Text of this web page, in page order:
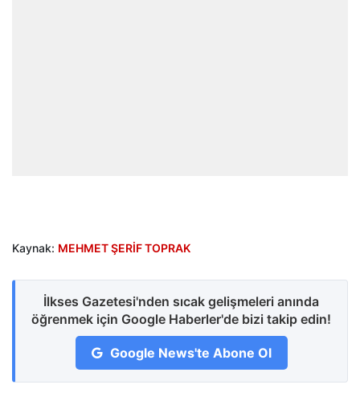
Kaynak: MEHMET ŞERİF TOPRAK
İlkses Gazetesi'nden sıcak gelişmeleri anında
öğrenmek için Google Haberler'de bizi takip edin!
Google News'te Abone Ol